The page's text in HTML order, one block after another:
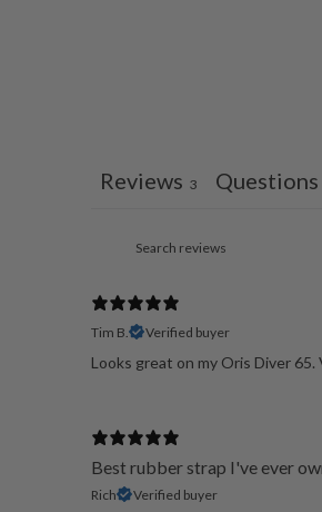
Reviews 3 Questions
Tim B. Verified buyer
Looks great on my Oris Diver
Best rubber strap I've ever
Rich Verified buyer